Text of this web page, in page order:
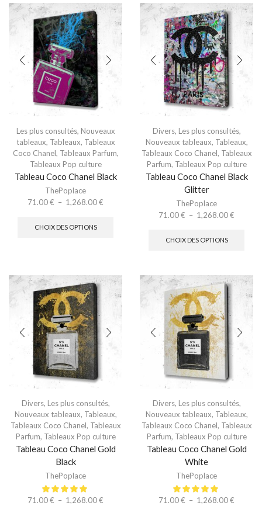
Les plus consultés, Nouveaux
tableaux, Tableaux, Tableaux
Coco Chanel, Tableaux Parfum,
Tableaux Pop culture
Tableau Coco Chanel Black
ThePoplace
71.00€ – 1,268.00€
CHOIX DES OPTIONS
Divers, Les plus consultés,
Nouveaux tableaux, Tableaux,
Tableaux Coco Chanel, Tableaux
Parfum, Tableaux Pop culture
Tableau Coco Chanel Black
Glitter
ThePoplace
71.00€ – 1,268.00€
CHOIX DES OPTIONS
Divers, Les plus consultés,
Nouveaux tableaux, Tableaux,
Tableaux Coco Chanel, Tableaux
Parfum, Tableaux Pop culture
Tableau Coco Chanel Gold
Black
ThePoplace
71.00€ – 1,268.00€
Divers, Les plus consultés,
Nouveaux tableaux, Tableaux,
Tableaux Coco Chanel, Tableaux
Parfum, Tableaux Pop culture
Tableau Coco Chanel Gold
White
ThePoplace
71.00€ – 1,268.00€